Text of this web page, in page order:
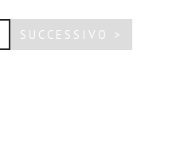
SUCCESSIVO >